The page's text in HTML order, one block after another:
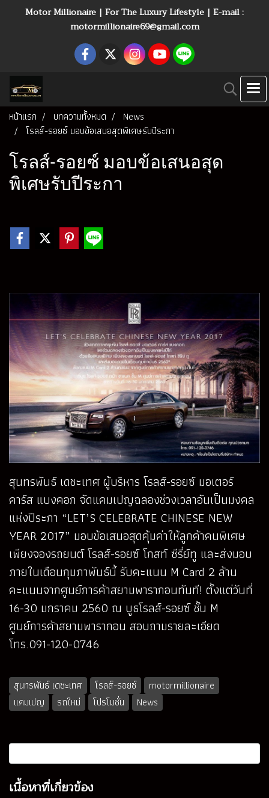
Motor Millionaire | For The Luxury Lifestyle | E-mail :
motormillionaire69@gmail.com
หน้าแรก บทความทั้งหมด
News
โรลส์-รอยซ์ มอบข้อเสนอสุดพิเศษรับปีระกา
โรลส์-รอยซ์ มอบข้อเสนอสุด
พิเศษรับปีระกา
สุนทรพันธ์ เดชะเทศ ผู้บริหาร โรลส์-รอยซ์ มอเตอร์
คาร์ส แบงคอก จัดแคมเปญฉลองช่วงเวลาอันเป็นมงคล
แห่งปีระกา “LET’S CELEBRATE CHINESE NEW
YEAR 2017” มอบข้อเสนอสุดคุ้มค่าให้ลูกค้าคนพิเศษ
เพียงจองรถยนต์ โรลส์-รอยซ์ โกสท์ ซีรี่ย์ทู และส่งมอบ
ภายในเดือนกุมภาพันธ์นี้ รับคะแนน M Card 2 ล้าน
คะแนนจากศูนย์การค้าสยามพารากอนทันที! ตั้งแต่วันที่
16-30 มกราคม 2560 ณ บูธโรลส์-รอยซ์ ชั้น M
ศูนย์การค้าสยามพารากอน สอบถามรายละเอียด
โทร.091-120-0746
สุนทรพันธ์ เดชะเทศ โรลส์-รอยซ์
motormillionaire
แคมเปญ
รถใหม่ โปรโมชั่น News
เนื้อหาที่เกี่ยวข้อง